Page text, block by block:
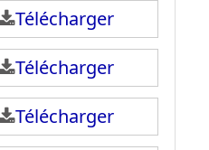
Télécharger
Télécharger
Télécharger